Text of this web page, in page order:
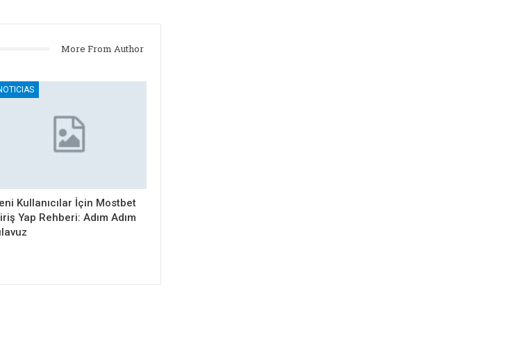
More From Author
Kullanıcılar İçin Mostbet
Yap Rehberi: Adım Adım